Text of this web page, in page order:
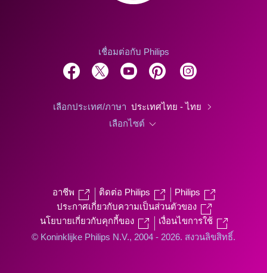
เชื่อมต่อกับ Philips
เลือกประเทศ/ภาษา ประเทศไทย - ไทย
เลือกไซต์
อาชีพ ติดต่อ Philips
Philips
ประกาศเกี่ยวกับความเป็นส่วนตัวของ
นโยบายเกี่ยวกับคุกกี้ของ
เงื่อนไขการใช้
© Koninklijke Philips N.V., 2004 - 2026. สงวนลิขสิทธิ์.